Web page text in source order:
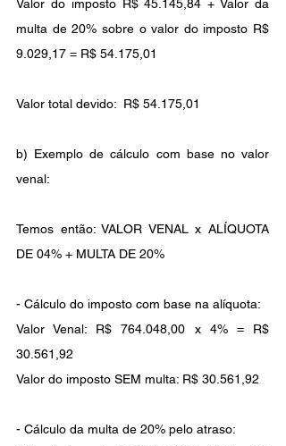
Valor do imposto R$ 45.145,84 + Valor da
multa de 20% sobre o valor do imposto R$
9.029,17 = R$ 54.175,01
Valor total devido:  R$ 54.175,01
b) Exemplo de cálculo com base no valor
venal:
Temos então: VALOR VENAL x ALÍQUOTA
DE 04% + MULTA DE 20%
- Cálculo do imposto com base na alíquota:
Valor Venal: R$ 764.048,00 x 4% = R$
30.561,92
Valor do imposto SEM multa: R$ 30.561,92
- Cálculo da multa de 20% pelo atraso: